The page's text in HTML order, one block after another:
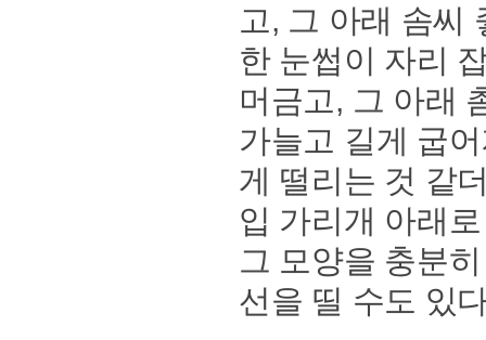
고, 그 아래 솜씨
한 눈썹이 자리
머금고, 그 아래
가늘고 길게 굽
게 떨리는 것 같
입 가리개 아래
그 모양을 충분
선을 띨 수도 있